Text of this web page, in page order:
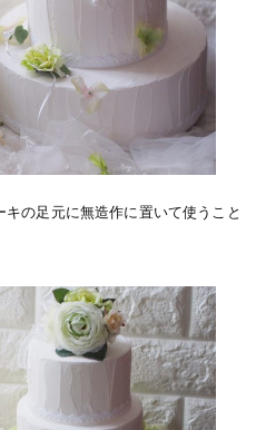
キの足元に無造作に置いて使うこと